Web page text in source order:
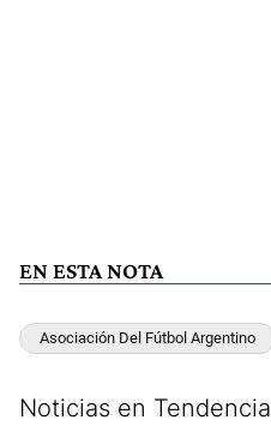
EN ESTA NOTA
Asociación Del Fútbol Argentino
Noticias en Tendencia